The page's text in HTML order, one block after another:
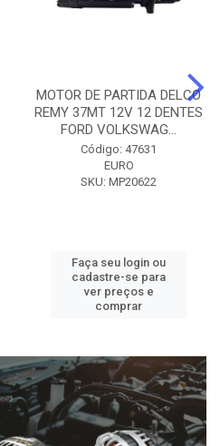
MOTOR DE PARTIDA DELCO
REMY 37MT 12V 12 DENTES
FORD VOLKSWAG...
Código: 47631
EURO
SKU: MP20622
Faça seu login ou
cadastre-se para
ver preços e
comprar